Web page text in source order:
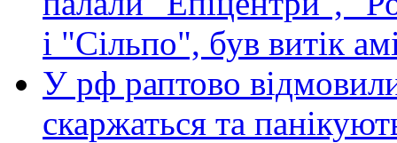
і "Сільпо", був витік
У рф раптово
скаржаться та